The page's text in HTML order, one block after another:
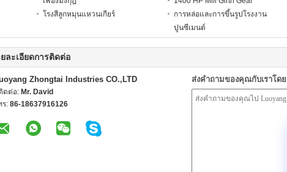
โรงสีลูกหมุนแหวนเกียร์
การหล่อและการขึ้นรูปโรงงาน
ปูนซีเมนต์
ละเอียดการติดต่อ
Zhongtai Industries CO.,LTD
ดต่อ: Mr. David
ร: 86-18637916126
ส่งคำถามของคุณกับเราโดย